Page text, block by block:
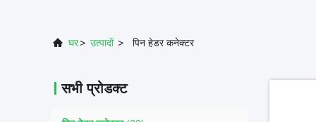
घर> उत्पादों > पिन हेडर कनेक्टर
सभी प्रोडक्ट